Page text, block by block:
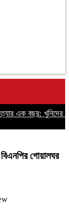
এক বছর: খুনিদের
গোয়ালঘর